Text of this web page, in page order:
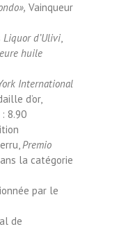
Vainqueur
Liquor d’Ulivi,
huile
International
d’or,
8.90
Premio
la catégorie
par le
de